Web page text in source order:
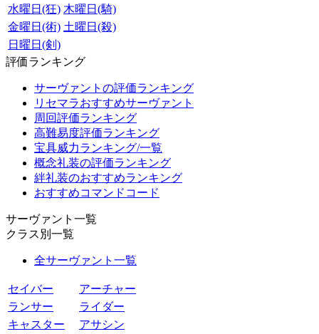
水曜日(狂) 木曜日(騎)
金曜日(術) 土曜日(殺)
日曜日(剣)
評価ランキング
サーヴァントの評価ランキング
リセマラおすすめサーヴァント
周回評価ランキング
高難易度評価ランキング
宝具威力ランキング/一覧
概念礼装の評価ランキング
絆礼装のおすすめランキング
おすすめコマンドコード
サーヴァント一覧
クラス別一覧
全サーヴァント一覧
セイバー
アーチャー
ランサー
ライダー
キャスター
アサシン